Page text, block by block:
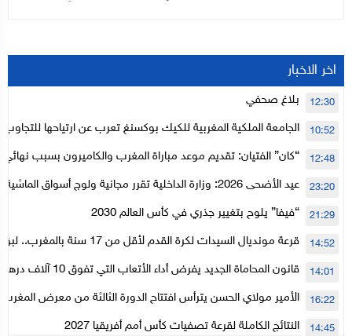
اخر الاخبار
بلاغ صحفي 12:30
الجامعة الملكية المغربية للكيك بوكسنغ تعرب عن ارتياحها
الأعلى للحسابات
10:52
“كان” الفتيان: تقديم موعد مباراة المغرب والكاميرون بسبب نهائي 12:48
عيد الأضحى 2026: وزارة الداخلية تقرر مجانية ولوج أسواق
لتنظيمها
23:20
“فيفا” يلوح بتغيير جذري في كأس العالم 2030 21:29
قرعة مونديال السيدات لكرة القدم لأقل
المستوى الأول
14:52
قانون المحاماة الجديد يفرض أداء الأتعاب التي تفوق 10 آلاف درهم بالشيك 14:01
الأمير مولاي الحسن يترأس افتتاح الدورة الثالثة من معرض المغرب
الإلكترونية
16:22
النتائج الكاملة لقرعة تصفيات كأس أمم أفريقيا 2027 14:45